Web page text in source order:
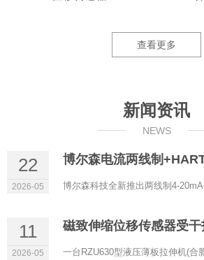
查看更多
新闻资讯
NEWS
22
2026-05
11
2026-05
磁致伸缩位移传感器受